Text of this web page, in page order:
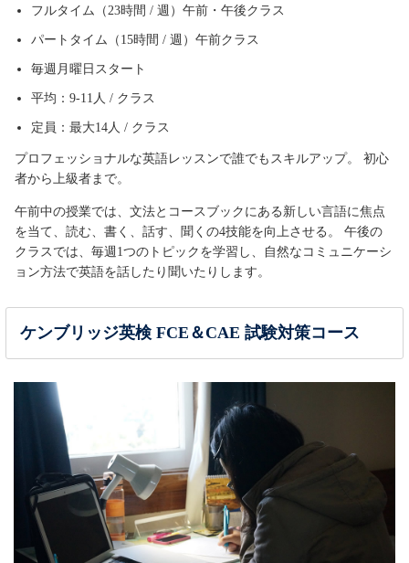
フルタイム（23時間 / 週）午前・午後クラス
パートタイム（15時間 / 週）午前クラス
毎週月曜日スタート
平均：9-11人 / クラス
定員：最大14人 / クラス
プロフェッショナルな英語レッスンで誰でもスキルアップ。 初心
者から上級者まで。
午前中の授業では、文法とコースブックにある新しい言語に焦点
を当て、読む、書く、話す、聞くの4技能を向上させる。 午後の
クラスでは、毎週1つのトピックを学習し、自然なコミュニケーシ
ョン方法で英語を話したり聞いたりします。
ケンブリッジ英検 FCE＆CAE 試験対策コース